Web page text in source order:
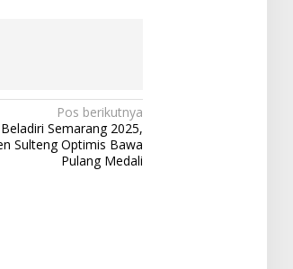
Pos berikutnya
Semarang 2025,
Sulteng Optimis Bawa
Pulang Medali